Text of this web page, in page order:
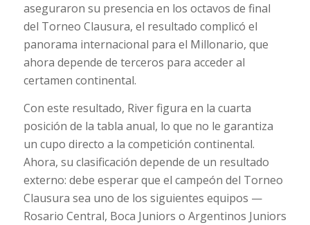
aseguraron su presencia en los octavos de final
del Torneo Clausura, el resultado complicó el
panorama internacional para el Millonario, que
ahora depende de terceros para acceder al
certamen continental.
Con este resultado, River figura en la cuarta
posición de la tabla anual, lo que no le garantiza
un cupo directo a la competición continental.
Ahora, su clasificación depende de un resultado
externo: debe esperar que el campeón del Torneo
Clausura sea uno de los siguientes equipos —
Rosario Central, Boca Juniors o Argentinos Juniors